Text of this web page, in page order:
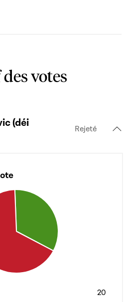
votes
(déi
Rejeté
20